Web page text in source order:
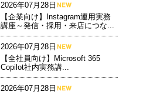
2026年07月28日
【企業向け】Instagram運用実務
講座～発信・採用・来店につな...
2026年07月28日
【全社員向け】Microsoft 365
Copilot社内実務講...
2026年07月28日